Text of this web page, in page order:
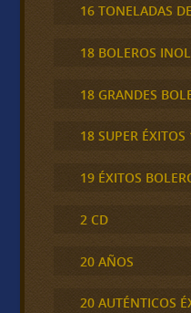
16 TONELADAS
18 BOLEROS
18 GRANDES
18 SUPER
19 ÉXITOS
2 CD
20 AÑOS
20 AUTÉNTICOS